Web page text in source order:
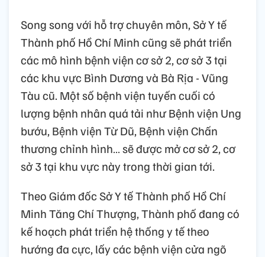
Song song với hỗ trợ chuyên môn, Sở Y tế
Thành phố Hồ Chí Minh cũng sẽ phát triển
các mô hình bệnh viện cơ sở 2, cơ sở 3 tại
các khu vực Bình Dương và Bà Rịa - Vũng
Tàu cũ. Một số bệnh viện tuyến cuối có
lượng bệnh nhân quá tải như Bệnh viện Ung
bướu, Bệnh viện Từ Dũ, Bệnh viện Chấn
thương chỉnh hình… sẽ được mở cơ sở 2, cơ
sở 3 tại khu vực này trong thời gian tới.
Theo Giám đốc Sở Y tế Thành phố Hồ Chí
Minh Tăng Chí Thượng, Thành phố đang có
kế hoạch phát triển hệ thống y tế theo
hướng đa cực, lấy các bệnh viện cửa ngõ